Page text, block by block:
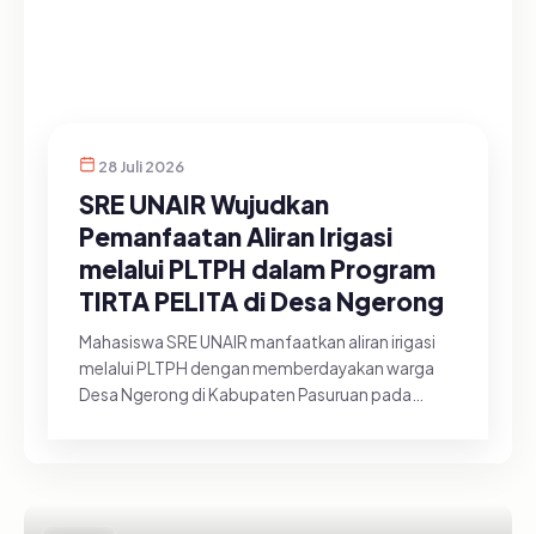
28 Juli 2026
SRE UNAIR Wujudkan
Pemanfaatan Aliran Irigasi
melalui PLTPH dalam Program
TIRTA PELITA di Desa Ngerong
Mahasiswa SRE UNAIR manfaatkan aliran irigasi
melalui PLTPH dengan memberdayakan warga
Desa Ngerong di Kabupaten Pasuruan pada